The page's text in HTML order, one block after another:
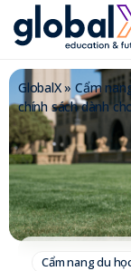
GlobalX»Cẩm
chính sách dành
Cẩm nang du